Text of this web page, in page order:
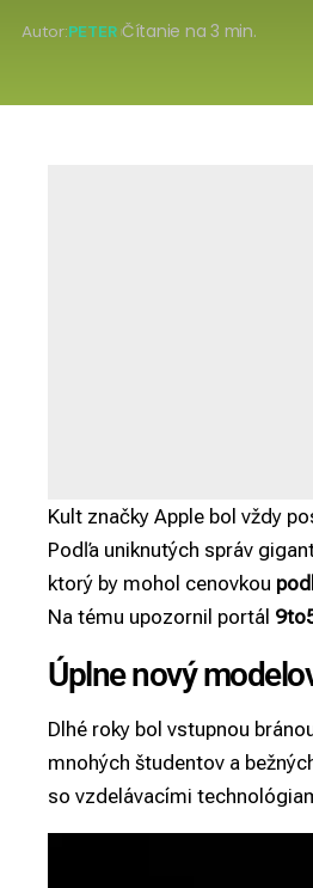
Autor:PETER Čítanie na 3 min.
Kult značky Apple bol vždy
Podľa uniknutých správ
ktorý by mohol cenovkou
Na tému upozornil portál
Úplne nový
Dlhé roky bol vstupnou
mnohých študentov a
so vzdelávacími